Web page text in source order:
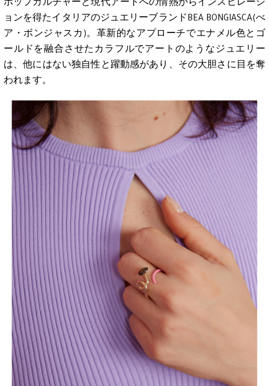
ポップカルチャーと現代アートへの情熱からインスピレーシ
ョンを得たイタリアのジュエリーブランドBEA BONGIASCA(べ
ア・ボンジャスカ)。革新的なアプローチでエナメル色とゴ
ールドを融合させたカラフルでアートのようなジュエリー
は、他にはない独自性と躍動感があり、その大胆さに目を奪
われます。